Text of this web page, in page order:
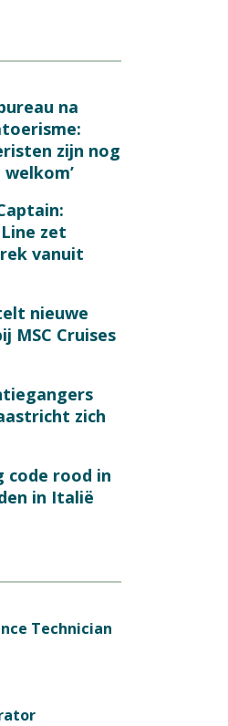
na
zijn nog
zet
vanuit
nieuwe
MSC Cruises
zich
code rood in
in Italië
Technician